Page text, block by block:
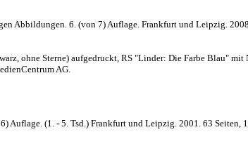
Abbildungen. 6. (von 7) Auflage. Frankfurt und Leipzig.
ohne Sterne) aufgedruckt, RS "Linder: Die Farbe Blau" mit
AG.
(1. - 5. Tsd.) Frankfurt und Leipzig. 2001. 63 Seiten,